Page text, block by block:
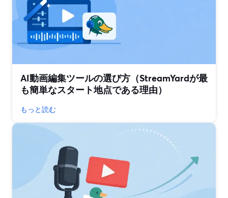
AI動画編集ツールの選び方（StreamYardが最
も簡単なスタート地点である理由）
もっと読む